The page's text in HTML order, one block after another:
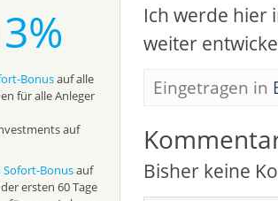
Ich werde hier
weiter
Eingetragen in
Bisher keine
3%
Bonusauf alle
für alle Anleger
auf
Sofort-Bonusauf
ersten 60 Tage